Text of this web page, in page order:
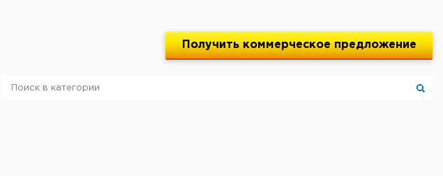
Получить коммерческое предложение